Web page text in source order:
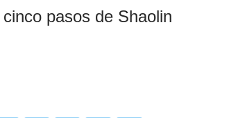
pasos de Shaolin